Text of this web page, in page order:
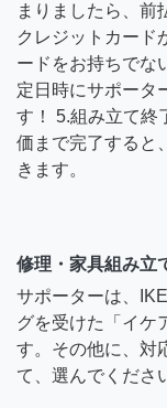
まりましたら、前
クレジットカード
ードをお持ちでな
定日時にサポータ
す！ 5.組み立て終
価まで完了すると
きます。
修理・家具組み立
サポーターは、
グを受けた「イケ
す。その他に、対
て、選んでくださ